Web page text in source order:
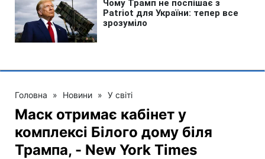
Головна » Новини » У світі
Маск отримає кабінет у
комплексі Білого дому біля
Трампа, - New York Times